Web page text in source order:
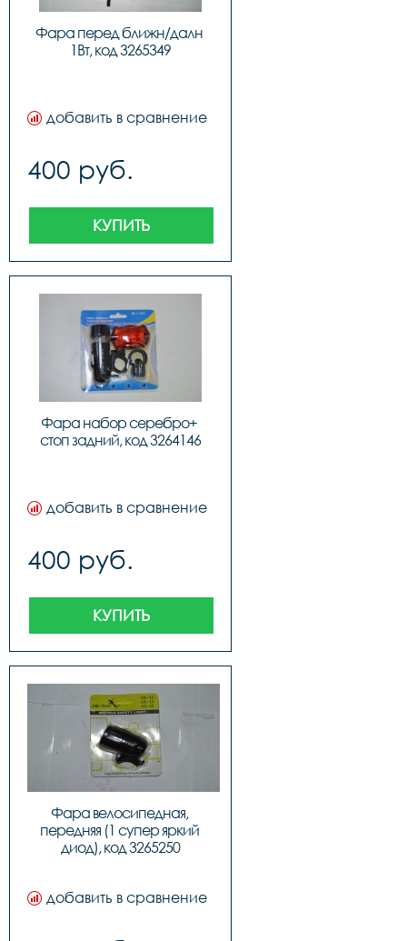
Фара перед ближн/далн
1Вт, код 3265349
добавить в сравнение
400 руб.
КУПИТЬ
Фара набор серебро+
стоп задний, код 3264146
добавить в сравнение
400 руб.
КУПИТЬ
Фара велосипедная,
передняя (1 супер яркий
диод), код 3265250
добавить в сравнение